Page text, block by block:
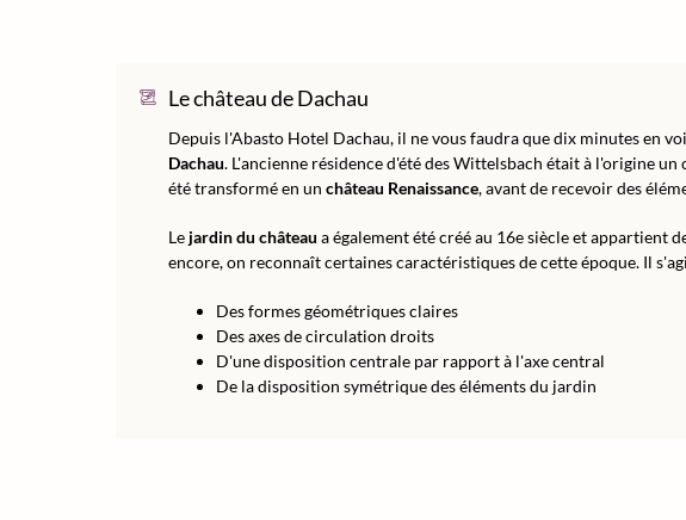
Le château de Dachau
Depuis l'Abasto Hotel Dachau, il ne vous faudra que dix minutes en
Dachau. L'ancienne résidence d'été des Wittelsbach était à l'origine un
été transformé en un château Renaissance, avant de recevoir des
Le jardin du château a également été créé au 16e siècle et appartient
encore, on reconnaît certaines caractéristiques de cette époque. Il
Des formes géométriques claires
Des axes de circulation droits
D'une disposition centrale par rapport à l'axe central
De la disposition symétrique des éléments du jardin